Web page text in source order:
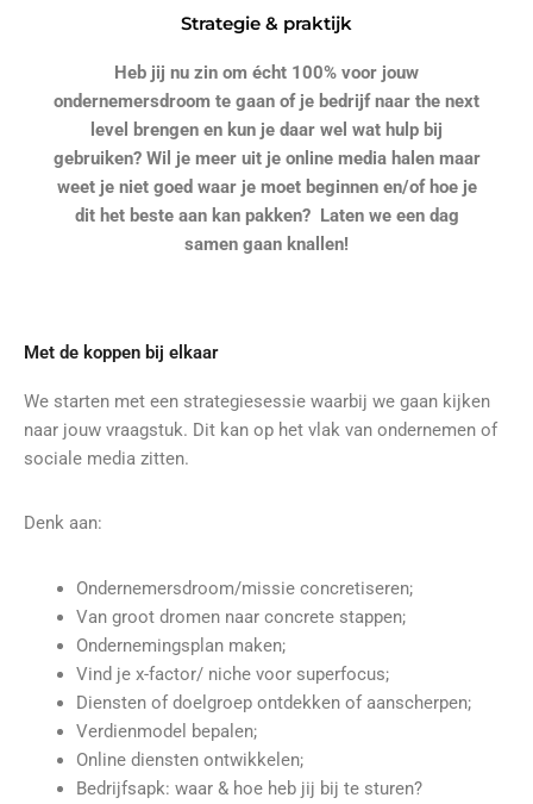
Strategie & praktijk
Heb jij nu zin om écht 100% voor jouw
ondernemersdroom te gaan of je bedrijf naar the next
level brengen en kun je daar wel wat hulp bij
gebruiken? Wil je meer uit je online media halen maar
weet je niet goed waar je moet beginnen en/of hoe je
dit het beste aan kan pakken? Laten we een dag
samen gaan knallen!
Met de koppen bij elkaar
We starten met een strategiesessie waarbij we gaan kijken
naar jouw vraagstuk. Dit kan op het vlak van ondernemen of
sociale media zitten.
Denk aan:
Ondernemersdroom/missie concretiseren;
Van groot dromen naar concrete stappen;
Ondernemingsplan maken;
Vind je x-factor/ niche voor superfocus;
Diensten of doelgroep ontdekken of aanscherpen;
Verdienmodel bepalen;
Online diensten ontwikkelen;
Bedrijfsapk: waar & hoe heb jij bij te sturen?